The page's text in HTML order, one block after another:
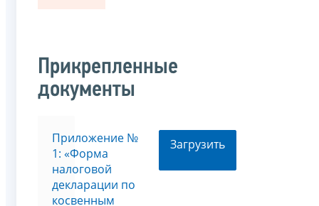
Прикрепленные
документы
Приложение №
1: «Форма
налоговой
декларации по
косвенным
Загрузить